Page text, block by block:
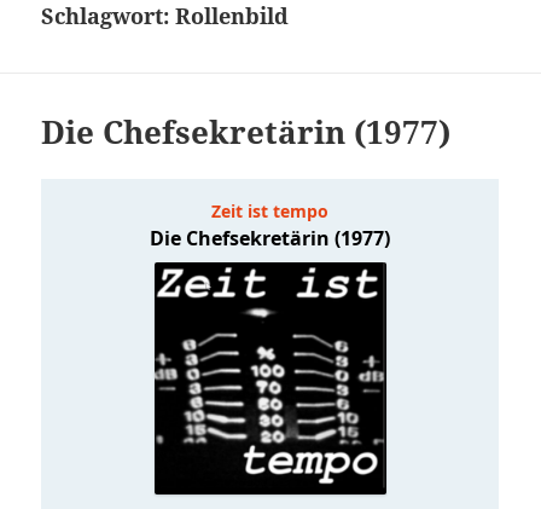
Schlagwort:Rollenbild
Die Chefsekretärin (1977)